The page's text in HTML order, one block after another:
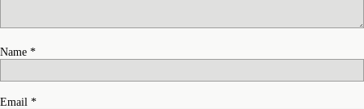
Name *
Email *